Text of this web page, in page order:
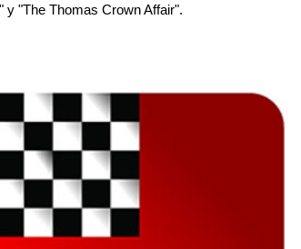
y "The Thomas Crown Affair".